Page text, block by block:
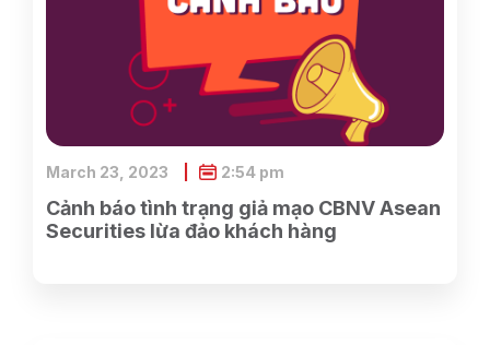
Cảnh báo tình trạng giả mạo CBNV Asean
Securities lừa đảo khách hàng
March 23, 2023 2:54 pm